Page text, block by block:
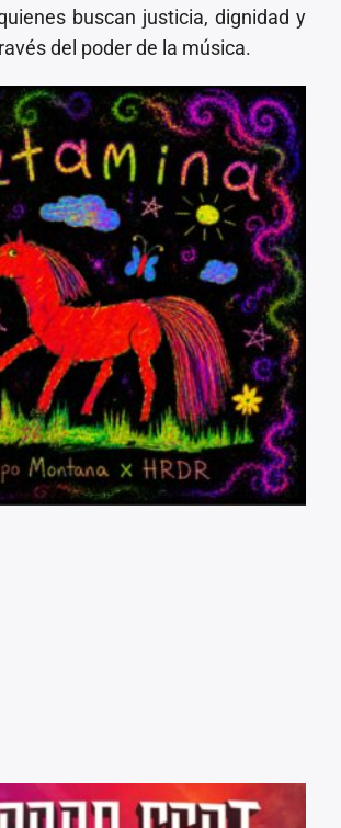
buscan justicia, dignidad y
del poder de la música.